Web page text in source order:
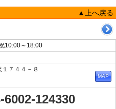
▲上へ戻る
10:00～18:00
７４４－８
6002-124330